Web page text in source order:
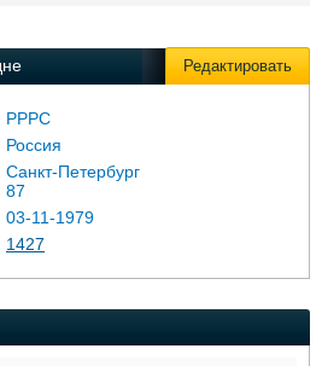
Галерея флота
Форум
Редактировать
РРРС
Россия
Санкт-Петербург
87
03-11-1979
1427